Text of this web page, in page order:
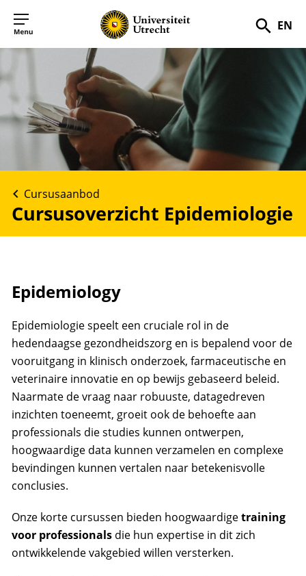
EN
Cursusoverzicht Epidemiologie
Cursusaanbod
Epidemiology
Epidemiologie speelt een cruciale rol in de
hedendaagse gezondheidszorg en is bepalend voor de
vooruitgang in klinisch onderzoek, farmaceutische en
veterinaire innovatie en op bewijs gebaseerd beleid.
Naarmate de vraag naar robuuste, datagedreven
inzichten toeneemt, groeit ook de behoefte aan
professionals die studies kunnen ontwerpen,
hoogwaardige data kunnen verzamelen en complexe
bevindingen kunnen vertalen naar betekenisvolle
conclusies.
Onze korte cursussen bieden hoogwaardigetraining
voor professionals die hun expertise in dit zich
ontwikkelende vakgebied willen versterken.